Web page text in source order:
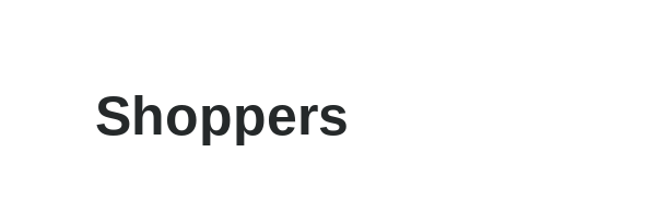
Shoppers